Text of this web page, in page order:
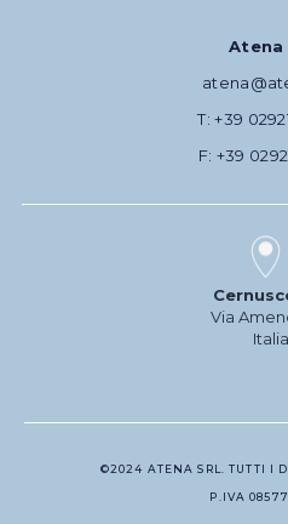
Atena
T: +39
F: +39
Via
Italia
©2024 ATENA SRL. TUTTI I
P.IVA